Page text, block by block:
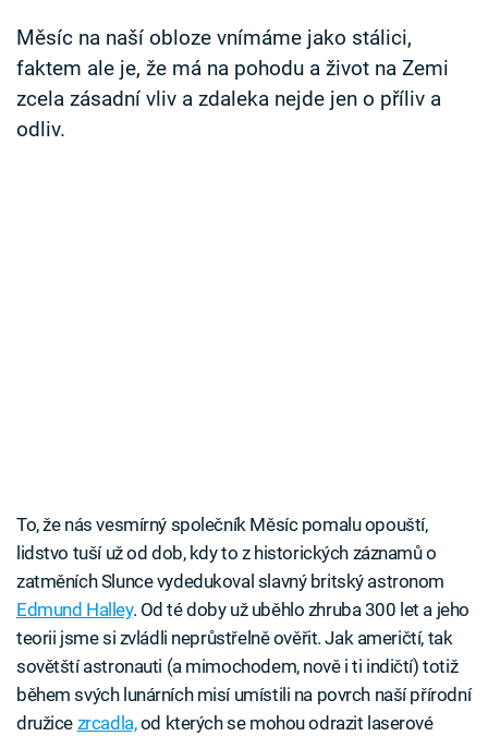
Sledujte nás
Měsíc na naší obloze vnímáme jako stálici,
faktem ale je, že má na pohodu a život na Zemi
zcela zásadní vliv a zdaleka nejde jen o příliv a
odliv.
To, že nás vesmírný společník Měsíc pomalu opouští,
lidstvo tuší už od dob, kdy to z historických záznamů o
zatměních Slunce vydedukoval slavný britský astronom
Edmund Halley. Od té doby už uběhlo zhruba 300 let a jeho
teorii jsme si zvládli neprůstřelně ověřit. Jak američtí, tak
sovětští astronauti (a mimochodem, nově i ti indičtí) totiž
během svých lunárních misí umístili na povrch naší přírodní
družice zrcadla,od kterých se mohou odrazit laserové